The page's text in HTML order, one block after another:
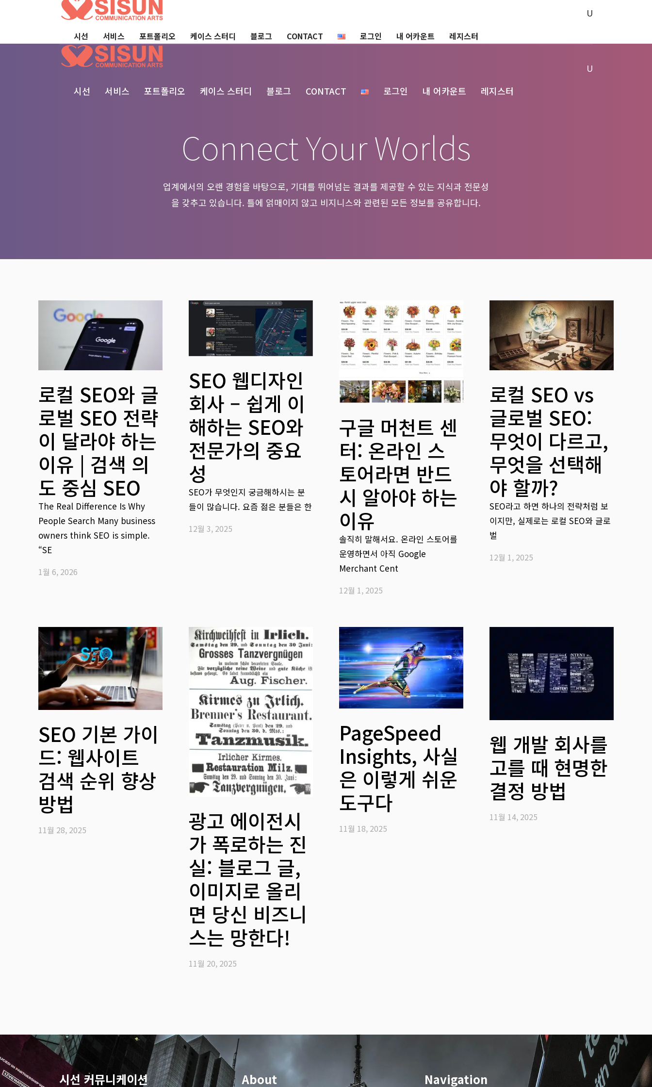
시선 서비스 포트폴리오 케이스 스터디 블로그 CONTACT 로그인 내 어카운트 레지스터
시선 서비스 포트폴리오 케이스 스터디 블로그 CONTACT 로그인 내 어카운트 레지스터
Connect Your Worlds
업계에서의 오랜 경험을 바탕으로, 기대를 뛰어넘는 결과를 제공할 수 있는 지식과 전문성
을 갖추고 있습니다. 틀에 얽매이지 않고 비지니스와 관련된 모든 정보를 공유합니다.
로컬 SEO와 글
로벌 SEO 전략
이 달라야 하는
이유 | 검색 의
도 중심 SEO
The Real Difference Is Why
People Search Many business
owners think SEO is simple.
“SE
1월 6, 2026
SEO 웹디자인
회사 – 쉽게 이
해하는 SEO와
전문가의 중요
성
SEO가 무엇인지 궁금해하시는 분
들이 많습니다. 요즘 젊은 분들은 한
12월 3, 2025
구글 머천트 센
터: 온라인 스
토어라면 반드
시 알아야 하는
이유
솔직히 말해서요. 온라인 스토어를
운영하면서 아직 Google
Merchant Cent
12월 1, 2025
로컬 SEO vs
글로벌 SEO:
무엇이 다르고,
무엇을 선택해
야 할까?
SEO라고 하면 하나의 전략처럼 보
이지만, 실제로는 로컬 SEO와 글로
벌
12월 1, 2025
SEO 기본 가이
드: 웹사이트
검색 순위 향상
방법
11월 28, 2025
광고 에이전시
가 폭로하는 진
실: 블로그 글,
이미지로 올리
면 당신 비즈니
스는 망한다!
11월 20, 2025
PageSpeed
Insights, 사실
은 이렇게 쉬운
도구다
11월 18, 2025
웹 개발 회사를
고를 때 현명한
결정 방법
11월 14, 2025
시선 커뮤니케이션 About Navigation